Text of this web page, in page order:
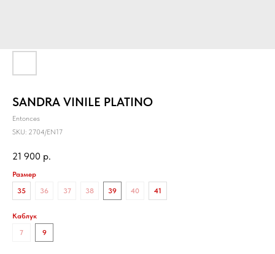
SANDRA VINILE PLATINO
Entonces
SKU: 2704/EN17
21 900 р.
Размер
35
36 37 38 39 40 41
Каблук
7
9